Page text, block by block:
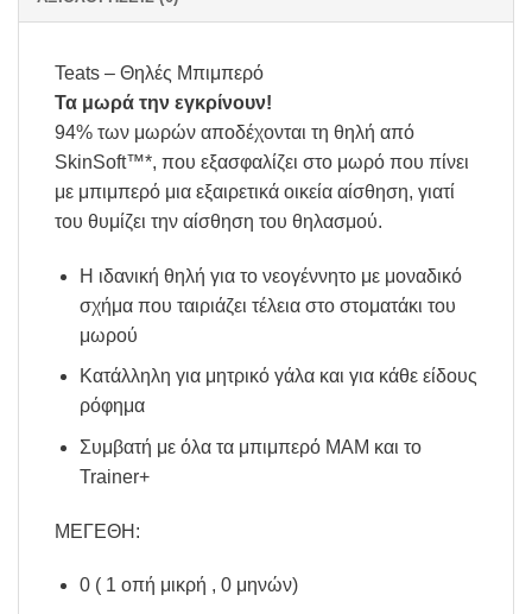
Teats – Θηλές Μπιμπερό
Τα μωρά την εγκρίνουν!
94% των μωρών αποδέχονται τη θηλή από
SkinSoft™*, που εξασφαλίζει στο μωρό που πίνει
με μπιμπερό μια εξαιρετικά οικεία αίσθηση, γιατί
του θυμίζει την αίσθηση του θηλασμού.
Η ιδανική θηλή για το νεογέννητο με μοναδικό
σχήμα που ταιριάζει τέλεια στο στοματάκι του
μωρού
Κατάλληλη για μητρικό γάλα και για κάθε είδους
ρόφημα
Συμβατή με όλα τα μπιμπερό MAM και το
Trainer+
ΜΕΓΕΘΗ:
0 ( 1 οπή μικρή , 0 μηνών)